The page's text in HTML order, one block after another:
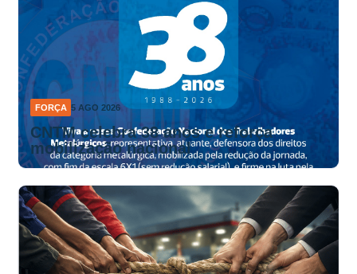
FORÇA 5 AGO 2026
CNTM celebra 38 anos e reforça
mobilização nacional